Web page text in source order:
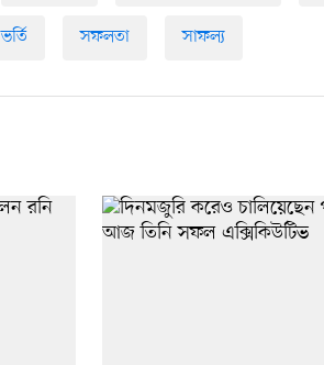
সফলতা সাফল্য